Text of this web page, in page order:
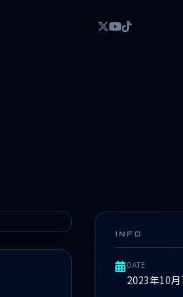
INFO
DATE
2023年10